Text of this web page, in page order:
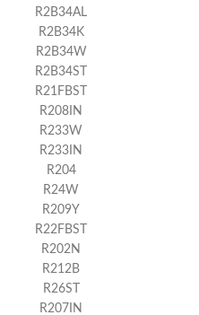
R2B34AL
R2B34K
R2B34W
R2B34ST
R21FBST
R208IN
R233W
R233IN
R204
R24W
R209Y
R22FBST
R202N
R212B
R26ST
R207IN